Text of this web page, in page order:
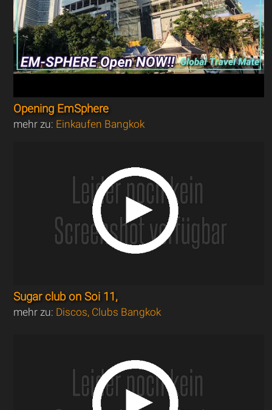
Opening EmSphere
mehr zu: Einkaufen Bangkok
Sugar club on Soi 11,
mehr zu: Discos, Clubs Bangkok